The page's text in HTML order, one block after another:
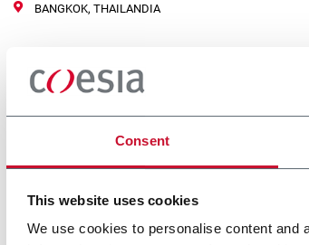
Consent
This website uses cookies
We use cookies to personalise content and
BANGKOK, THAILANDIA
ProPak Asia
14 Giugno 2017
ACMA, CITUS KALIX, FLEXLINK, GF, IPI,
rappresenta il più importante appuntamento